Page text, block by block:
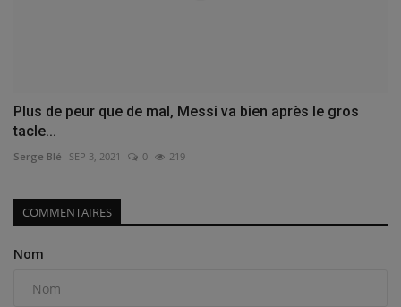
Plus de peur que de mal, Messi va bien après le gros
tacle...
Serge Blé SEP 3, 2021 0 219
COMMENTAIRES
Nom